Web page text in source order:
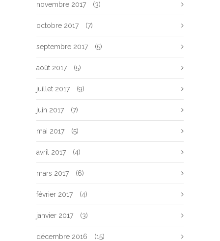
novembre 2017 (3)
octobre 2017 (7)
septembre 2017 (5)
août 2017 (5)
juillet 2017 (9)
juin 2017 (7)
mai 2017 (5)
avril 2017 (4)
mars 2017 (6)
février 2017 (4)
janvier 2017 (3)
décembre 2016 (15)